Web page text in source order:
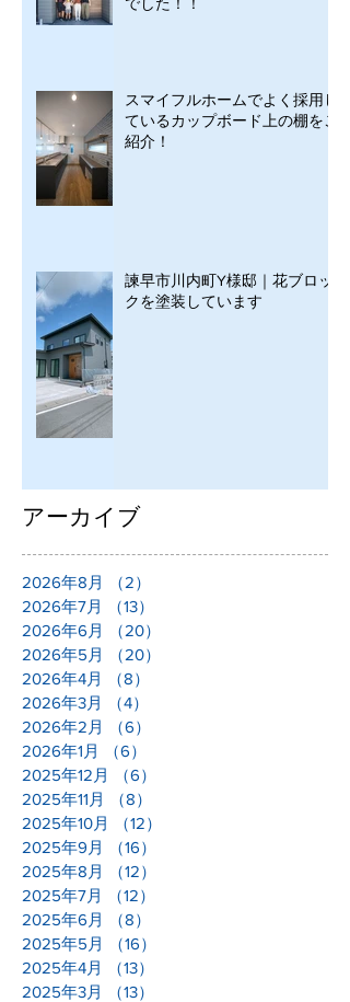
スマイフルホームでよく採用し
ているカップボード上の棚をご
紹介！
諫早市川内町Y様邸｜花ブロッ
クを塗装しています
アーカイブ
2026年8月 （2）
2026年7月
（13）
2026年6月
（20）
2026年5月
（20）
2026年4月
（8）
2026年3月
（4）
2026年2月
（6）
2026年1月
（6）
2025年12月
（6）
2025年11月
（8）
2025年10月
（12）
2025年9月
（16）
2025年8月
（12）
2025年7月
（12）
2025年6月
（8）
2025年5月
（16）
2025年4月
（13）
2025年3月
（13）